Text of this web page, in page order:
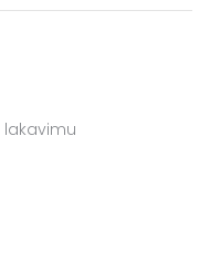
lakavimu